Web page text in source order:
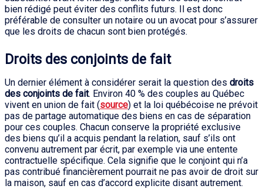
bien rédigé peut éviter des conflits futurs. Il est donc
préférable de consulter un notaire ou un avocat pour s’assurer
que les droits de chacun sont bien protégés.
Droits des conjoints de fait
Un dernier élément à considérer serait la question des droits
des conjoints de fait. Environ 40 % des couples au Québec
vivent en union de fait (source) et la loi québécoise ne prévoit
pas de partage automatique des biens en cas de séparation
pour ces couples. Chacun conserve la propriété exclusive
des biens qu’il a acquis pendant la relation, sauf s’ils ont
convenu autrement par écrit, par exemple via une entente
contractuelle spécifique. Cela signifie que le conjoint qui n’a
pas contribué financièrement pourrait ne pas avoir de droit sur
la maison, sauf en cas d’accord explicite disant autrement.